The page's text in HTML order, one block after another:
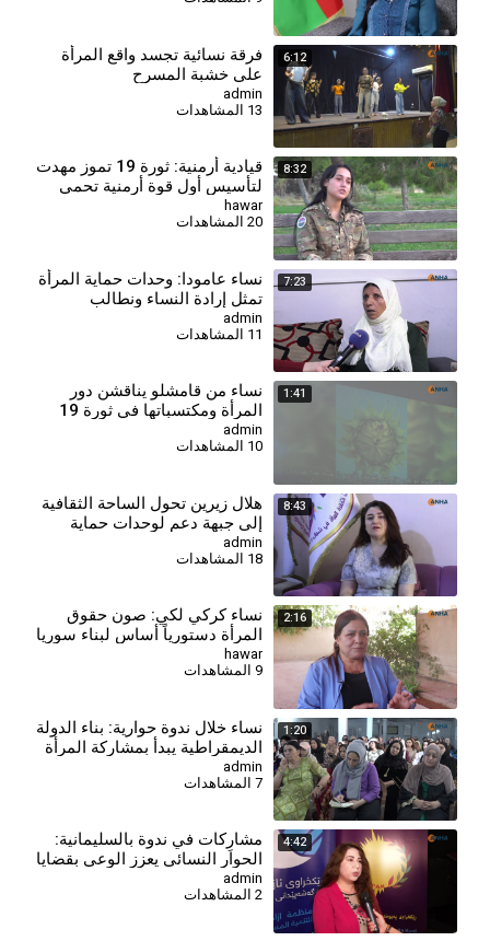
6:12
فرقة نسائية تجسد واقع المرأة
على خشبة المسرح
admin
8:32
قيادية أرمنية: ثورة 19 تموز مهدت
لتأسيس أول قوة أرمنية تحمي
الثقافة وترسخ دور المرأة
hawar
20 المشاهدات
7:23
⁣نساء عامودا: وحدات حماية المرأة
تمثل إرادة النساء ونطالب
بالاعتراف بها في الدستور
السوري
admin
11 المشاهدات
1:41
⁣نساء من قامشلو يناقشن دور
المرأة ومكتسباتها في ثورة 19
تموز
admin
8:43
⁣هلال زيرين تحول الساحة الثقافية
إلى جبهة دعم لوحدات حماية
المرأة
admin
18 المشاهدات
2:16
نساء كركي لكي: صون حقوق
المرأة دستورياً أساس لبناء سوريا
ديمقراطية
hawar
1:20
⁣نساء خلال ندوة حوارية: بناء الدولة
الديمقراطية يبدأ بمشاركة المرأة
في صنع القرار
admin
7 المشاهدات
4:42
⁣مشارِكات في ندوة بالسليمانية:
الحوار النسائي يعزز الوعي بقضايا
المرأة في كردستان
admin
2 المشاهدات